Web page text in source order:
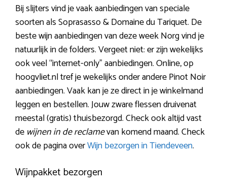
Bij slijters vind je vaak aanbiedingen van speciale
soorten als Soprasasso & Domaine du Tariquet. De
beste wijn aanbiedingen van deze week Norg vind je
natuurlijk in de folders. Vergeet niet: er zijn wekelijks
ook veel “internet-only” aanbiedingen. Online, op
hoogvliet.nl tref je wekelijks onder andere Pinot Noir
aanbiedingen. Vaak kan je ze direct in je winkelmand
leggen en bestellen. Jouw zware flessen druivenat
meestal (gratis) thuisbezorgd. Check ook altijd vast
de wijnen in de reclamevan komend maand. Check
ook de pagina overWijn bezorgen in Tiendeveen.
Wijnpakket bezorgen